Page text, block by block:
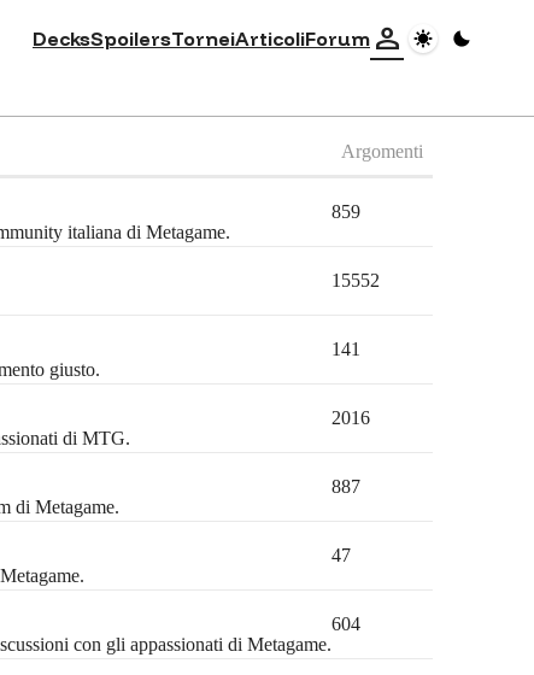
DecksSpoilersTorneiArticoliForum person
Argomenti
italiana di Metagame.
859
15552
giusto.
141
di MTG.
2016
di Metagame.
887
47
con gli appassionati di Metagame.
604